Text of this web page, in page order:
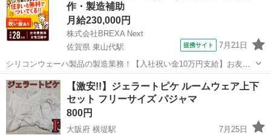
作・製造補助
月給230,000円
株式会社BREXA Next
佐賀県 東山代駅
提携サイト 7月21日
シリコンウェーハ製品の製造業務！【入社祝い金10万円支給】お友達
やカップルとの応募OK◎年間休日129日＆休出なしでプライベート充
実♪業務はクリーンルームで快適作業◎自社正社員登用制度あり★1食
300円～の格安食堂あり！《佐...
佐賀 伊万里市 東山代駅 その他
【激安!!】ジェラートピケ ルームウェア上下
セット フリーサイズ パジャマ
800円
大阪府 横堤駅
7月25日